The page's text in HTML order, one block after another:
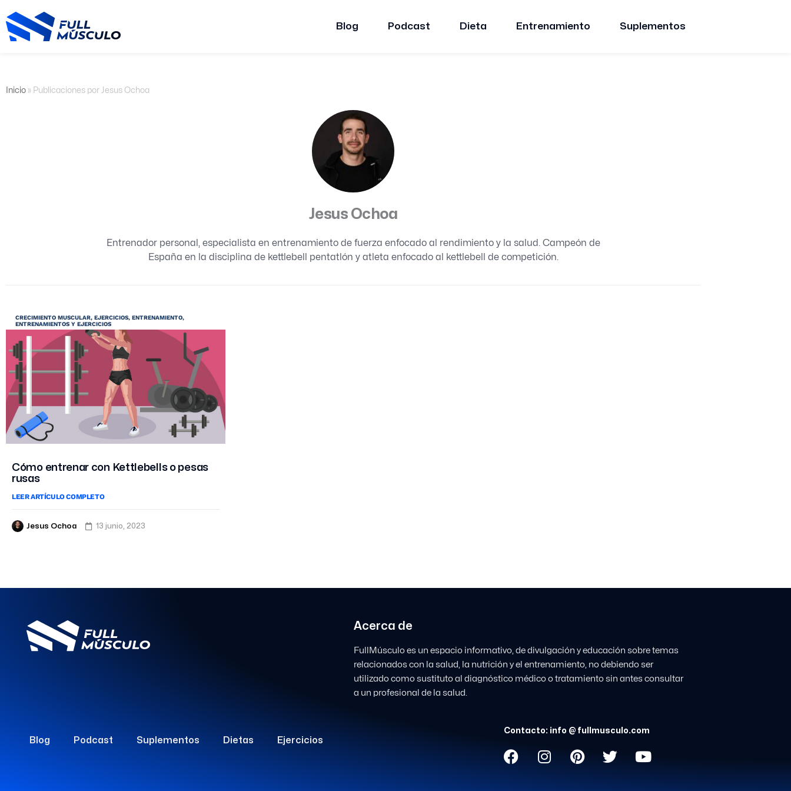
al
contenido
Blog Podcast Dieta Entrenamiento Suplementos
Inicio » Publicaciones por Jesus Ochoa
Jesus Ochoa
Entrenador personal, especialista en entrenamiento de fuerza enfocado al rendimiento y la salud. Campeón de
España en la disciplina de kettlebell pentatlón y atleta enfocado al kettlebell de competición.
CRECIMIENTO MUSCULAR, EJERCICIOS, ENTRENAMIENTO,
ENTRENAMIENTOS Y EJERCICIOS
Cómo entrenar con Kettlebells o pesas
rusas
LEER ARTÍCULO COMPLETO
Jesus Ochoa 13 junio, 2023
Acerca de
FullMúsculo es un espacio informativo, de divulgación y educación sobre temas
relacionados con la salud, la nutrición y el entrenamiento, no debiendo ser
utilizado como sustituto al diagnóstico médico o tratamiento sin antes consultar
a un profesional de la salud.
Blog Podcast Suplementos Dietas Ejercicios
Contacto: info @ fullmusculo.com
F
I
P
T
Y